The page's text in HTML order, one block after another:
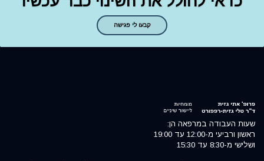
קבעו לי פגישה
שעות העבודה במרפאה הן:
ראשון ורביעי מ-12:00 עד 19:00
ושלישי מ-8:30 עד 15:30